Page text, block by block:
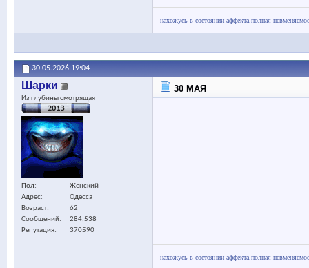
нахожусь в состоянии аффекта.полная
30.05.2026 19:04
Шарки
Из глубины смотрящая
Пол
Женский
Адрес
Одесса
Возраст
62
Сообщений
284,538
Репутация
370590
30 МАЯ
нахожусь в состоянии аффекта.полная